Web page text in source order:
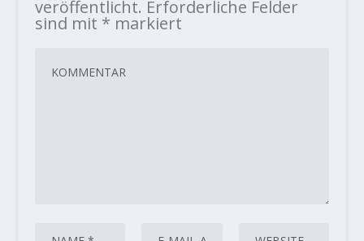
veröffentlicht. Erforderliche Felder
sind mit * markiert